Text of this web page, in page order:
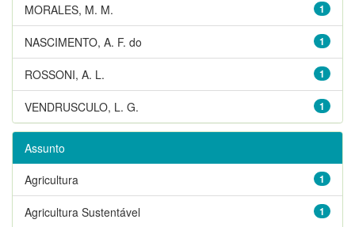
1
MORALES, M. M.
1
NASCIMENTO, A. F. do
1
ROSSONI, A. L.
1
VENDRUSCULO, L. G.
Assunto
1
Agricultura
1
Agricultura Sustentável